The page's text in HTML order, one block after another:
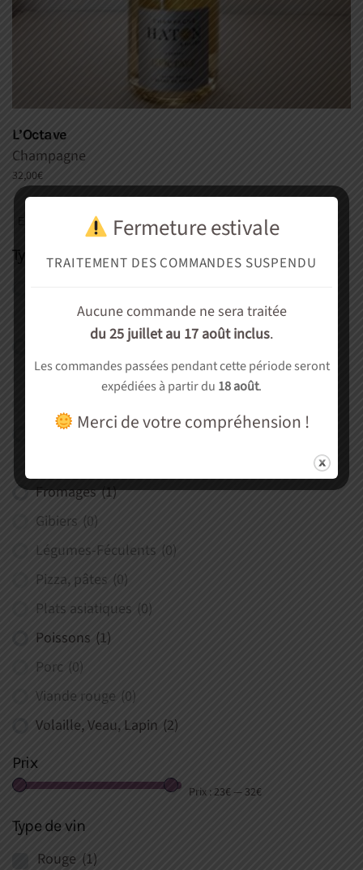
L’Octave
Champagne
32,00€
Type de mets
Agneau, Mouton(0)
Apéritif, entrée(4)
Boeuf(0)
Coquillages & Crustacés (2)
Fromages(1)
Gibiers (0)
Légumes-Féculents (0)
Pizza, pâtes (0)
Plats asiatiques (0)
Poissons (1)
Porc (0)
Viande rouge (0)
Volaille, Veau, Lapin (2)
Prix
Prix :23€—32€
Type de vin
Rouge (1)
Fermeture estivale
TRAITEMENT DES COMMANDES SUSPENDU
Aucune commande ne sera traitée
du 25 juillet au 17 août inclus.
Les commandes passées pendant cette période seront
expédiées à partir du 18 août.
Merci de votre compréhension !